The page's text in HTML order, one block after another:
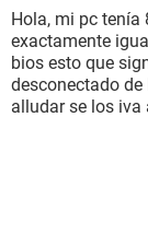
Hola, mi pc tenía
exactamente
bios esto que
desconectado
alludar se los iva